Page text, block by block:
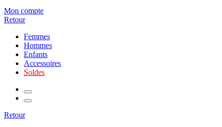
Mon compte
Retour
Femmes
Hommes
Enfants
Accessoires
Soldes
Retour